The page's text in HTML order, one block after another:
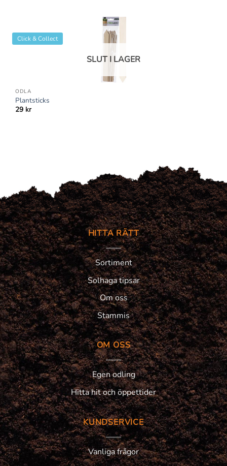
Click & Collect
SLUT I LAGER
ODLA
Plantsticks
29 kr
HITTA RÄTT
Sortiment
Solhaga tipsar
Om oss
Stammis
OM OSS
Egen odling
Hitta hit och öppettider
KUNDSERVICE
Vanliga frågor